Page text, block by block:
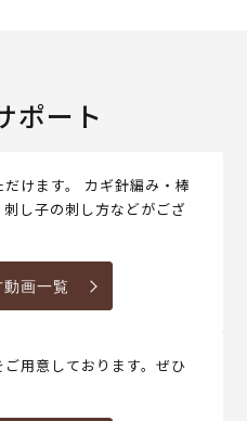
ポート
けます。 カギ針編み・棒
し子の刺し方などがござ
画一覧
用意しております。ぜひ